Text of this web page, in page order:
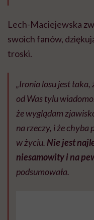
Lech-Maciejewska
swoich fanów,
troski.
„Ironia losu jest taka,
od Was tylu
że wyglądam
na rzeczy, i że chyba
w życiu. Nie jest
niesamowity i na
podsumowała.